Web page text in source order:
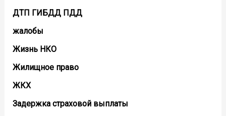
ДТП ГИБДД ПДД
жалобы
Жизнь НКО
Жилищное право
ЖКХ
Задержка страховой выплаты